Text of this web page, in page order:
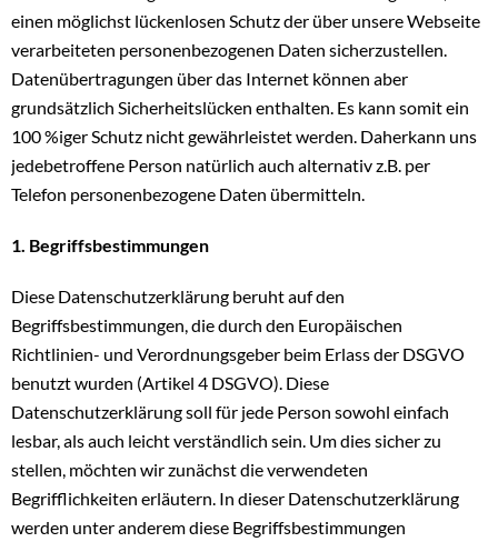
einen möglichst lückenlosen Schutz der über unsere Webseite
verarbeiteten personenbezogenen Daten sicherzustellen.
Datenübertragungen über das Internet können aber
grundsätzlich Sicherheitslücken enthalten. Es kann somit ein
100 %iger Schutz nicht gewährleistet werden. Daherkann uns
jedebetroffene Person natürlich auch alternativ z.B. per
Telefon personenbezogene Daten übermitteln.
1. Begriffsbestimmungen
Diese Datenschutzerklärung beruht auf den
Begriffsbestimmungen, die durch den Europäischen
Richtlinien- und Verordnungsgeber beim Erlass der DSGVO
benutzt wurden (Artikel 4 DSGVO). Diese
Datenschutzerklärung soll für jede Person sowohl einfach
lesbar, als auch leicht verständlich sein. Um dies sicher zu
stellen, möchten wir zunächst die verwendeten
Begrifflichkeiten erläutern. In dieser Datenschutzerklärung
werden unter anderem diese Begriffsbestimmungen